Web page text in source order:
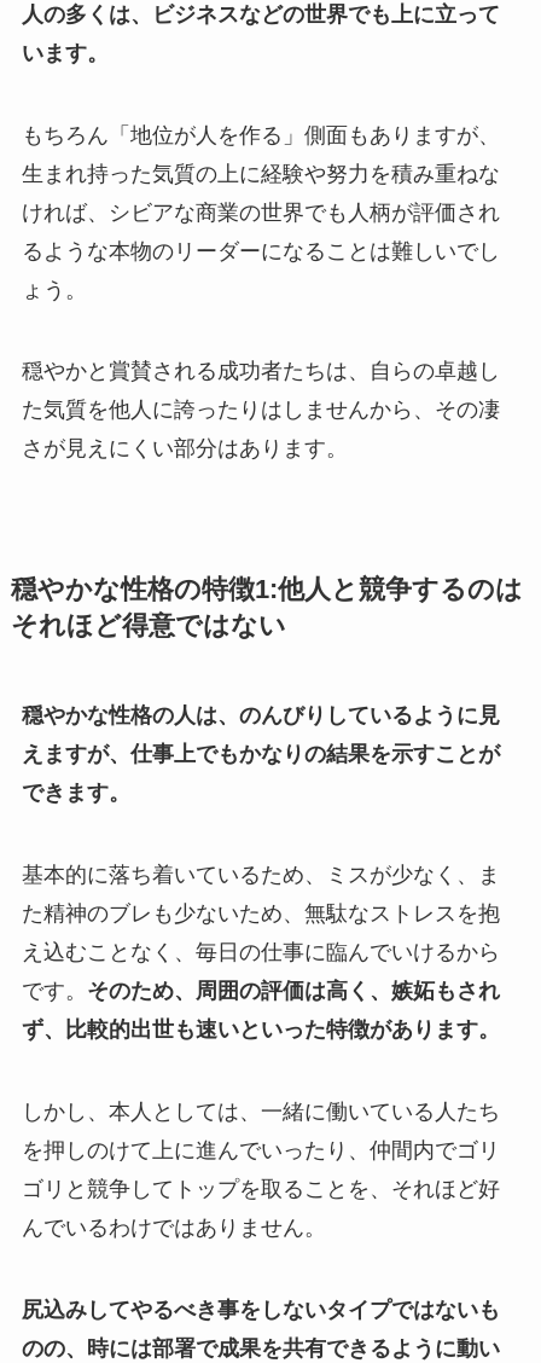
人の多くは、ビジネスなどの世界でも上に立って
います。
もちろん「地位が人を作る」側面もありますが、
生まれ持った気質の上に経験や努力を積み重ねな
ければ、シビアな商業の世界でも人柄が評価され
るような本物のリーダーになることは難しいでし
ょう。
穏やかと賞賛される成功者たちは、自らの卓越し
た気質を他人に誇ったりはしませんから、その凄
さが見えにくい部分はあります。
穏やかな性格の特徴1:他人と競争するのは
それほど得意ではない
穏やかな性格の人は、のんびりしているように見
えますが、仕事上でもかなりの結果を示すことが
できます。
基本的に落ち着いているため、ミスが少なく、ま
た精神のブレも少ないため、無駄なストレスを抱
え込むことなく、毎日の仕事に臨んでいけるから
です。 そのため、周囲の評価は高く、嫉妬もされ
ず、比較的出世も速いといった特徴があります。
しかし、本人としては、一緒に働いている人たち
を押しのけて上に進んでいったり、仲間内でゴリ
ゴリと競争してトップを取ることを、それほど好
んでいるわけではありません。
尻込みしてやるべき事をしないタイプではないも
のの、時には部署で成果を共有できるように動い